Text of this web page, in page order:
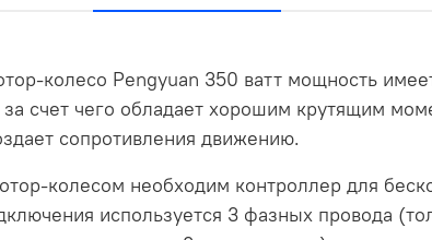
колесо Pengyuan 350 ватт мощность
счет чего обладает хорошим крутящим
сопротивления движению.
колесом необходим контроллер для
используется 3 фазных провода